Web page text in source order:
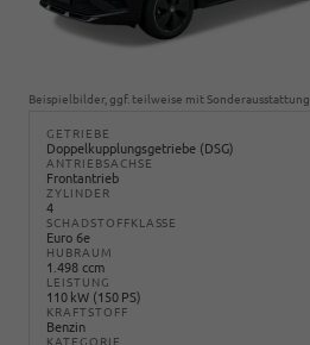
Beispielbilder, ggf. teilweise mit Sonderausstattung
GETRIEBE
Doppelkupplungsgetriebe (DSG)
ANTRIEBSACHSE
Frontantrieb
ZYLINDER
4
SCHADSTOFFKLASSE
Euro 6e
HUBRAUM
1.498 ccm
LEISTUNG
110 kW (150 PS)
KRAFTSTOFF
Benzin
KATEGORIE